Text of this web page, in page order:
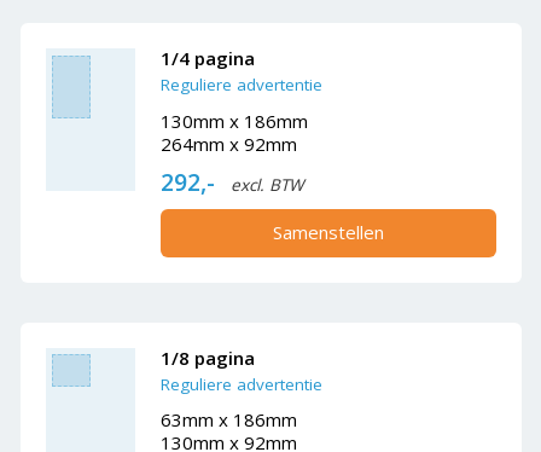
1/4 pagina
Reguliere advertentie
130mm x 186mm
264mm x 92mm
292,- excl. BTW
Samenstellen
1/8 pagina
Reguliere advertentie
63mm x 186mm
130mm x 92mm